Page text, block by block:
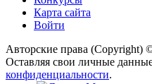
Карта сайта
Войти
Авторские права (Copyright)
Оставляя свои личные
конфиденциальности.